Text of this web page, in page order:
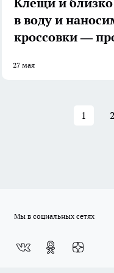
в воду и
кроссовки —
27 мая
1 2
Мы в социальных сетях